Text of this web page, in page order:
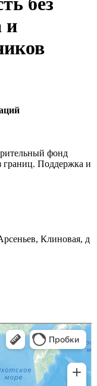
и
фонд
границ. Поддержка и
Клиновая, д